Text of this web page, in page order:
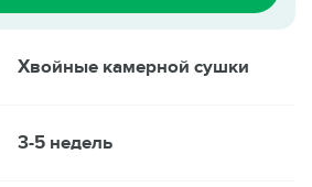
Хвойные камерной сушки
3-5 недель